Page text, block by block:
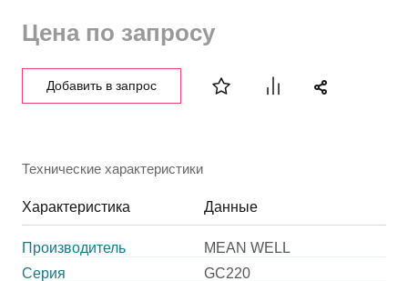
Цена по запросу
Добавить в запрос
Технические характеристики
Характеристика Данные
Производитель
MEAN WELL
Серия
GC220